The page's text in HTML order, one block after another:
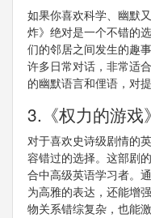
如果你喜欢科学、幽默
炸》绝对是一个不错的
们的邻居之间发生的趣
许多日常对话，非常适
的幽默语言和俚语，对
3.《权力的游戏
对于喜欢史诗级剧情的
容错过的选择。这部剧
合中高级英语学习者。
为高雅的表达，还能增
物关系错综复杂，也能